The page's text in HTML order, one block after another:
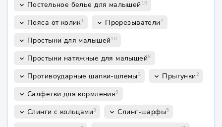
keyboard_arrow_down Постельное белье для малышей 10
keyboard_arrow_down Пояса от колик1 keyboard_arrow_down Прорезыватели 7
keyboard_arrow_down Простыни для малышей10
keyboard_arrow_down Простыни натяжные для малышей8
keyboard_arrow_down Противоударные шапки-шлемы 3 keyboard_arrow_down Прыгунки 2
keyboard_arrow_down Салфетки для кормления9
keyboard_arrow_down Слинги с кольцами3 keyboard_arrow_down Слинг-шарфы5